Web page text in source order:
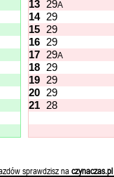
13 29A
14 29
15 29
16 29
17 29A
18 29
19 29
20 29
21 28
sprawdzisz naczynaczas.pl